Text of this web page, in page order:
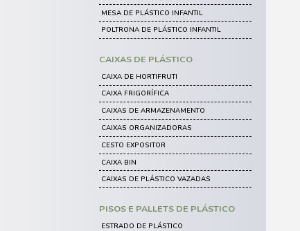
LIXEIRA DE INOX COM
LIXEIRA DE INOX COM PEDAL
MÓVEIS DE MADEIRA
CADEIRAS DE MADEIRA
MESA DE MADEIRA
BANQUETAS DE MADEIRA
CARRINHO COLETOR DE LIXO